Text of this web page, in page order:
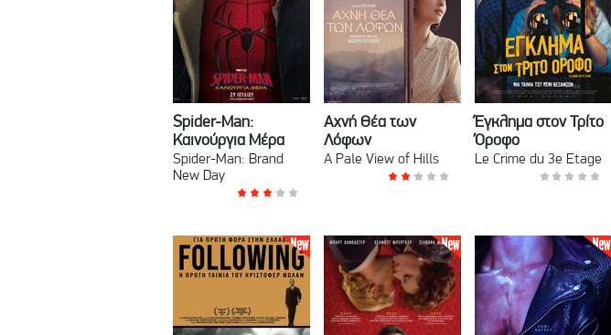
Spider-Man:
Καινούργια Μέρα
Spider-Man: Brand
New Day
Αχνή Θέα των
Λόφων
A Pale View of Hills
Έγκλημα στον Τρίτο
Όροφο
Le Crime du 3e Etage